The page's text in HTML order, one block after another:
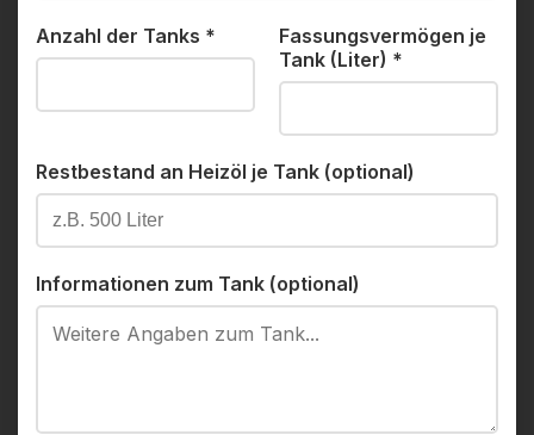
Anzahl der Tanks *
Fassungsvermögen je
Tank (Liter) *
Restbestand an Heizöl je Tank (optional)
Informationen zum Tank (optional)